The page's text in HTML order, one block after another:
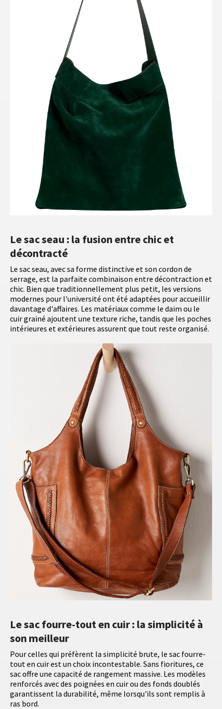
Le sac seau : la fusion entre chic et
décontracté
Le sac seau, avec sa forme distinctive et son cordon de
serrage, est la parfaite combinaison entre décontraction et
chic. Bien que traditionnellement plus petit, les versions
modernes pour l'université ont été adaptées pour accueillir
davantage d'affaires. Les matériaux comme le daim ou le
cuir grainé ajoutent une texture riche, tandis que les poches
intérieures et extérieures assurent que tout reste organisé.
Le sac fourre-tout en cuir : la simplicité à
son meilleur
Pour celles qui préfèrent la simplicité brute, le sac fourre-
tout en cuir est un choix incontestable. Sans fioritures, ce
sac offre une capacité de rangement massive. Les modèles
renforcés avec des poignées en cuir ou des fonds doublés
garantissent la durabilité, même lorsqu'ils sont remplis à
ras bord.